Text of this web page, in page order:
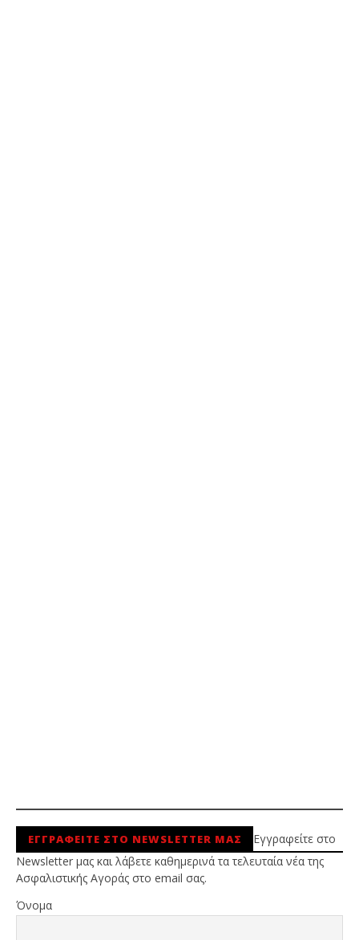
ΕΓΓΡΑΦΕΙΤΕ ΣΤΟ NEWSLETTER ΜΑΣ
Εγγραφείτε στο
Newsletter μας και λάβετε καθημερινά τα τελευταία νέα της
Ασφαλιστικής Αγοράς στο email σας.
Όνομα